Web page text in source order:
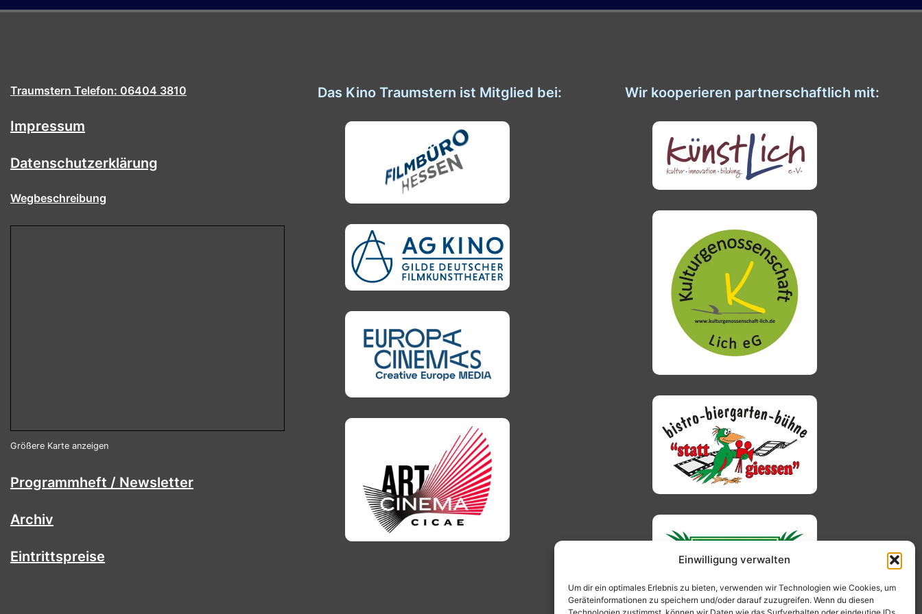
Einwilligung verwalten
Um dir ein optimales Erlebnis zu bieten, verwenden wir Technologien wie Cookies, um
Geräteinformationen zu speichern und/oder darauf zuzugreifen. Wenn du diesen
Traumstern Telefon: 06404 3810
Impressum
Datenschutzerklärung
Wegbeschreibung
Größere Karte anzeigen
Programmheft / Newsletter
Archiv
Eintrittspreise
Das Kino Traumstern ist Mitglied bei: Wir kooperieren partnerschaftlich mit: